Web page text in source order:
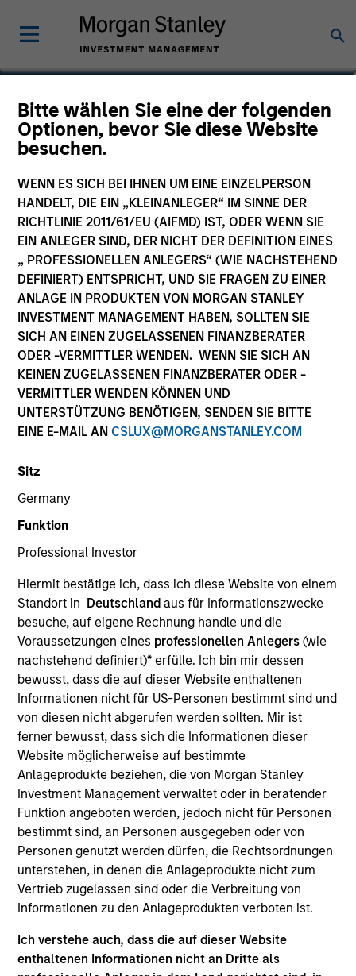
Bitte wählen Sie eine der folgenden
Optionen, bevor Sie diese Website
besuchen.
WENN ES SICH BEI IHNEN UM EINE EINZELPERSON
HANDELT, DIE EIN „KLEINANLEGER“ IM SINNE DER
RICHTLINIE 2011/61/EU (AIFMD) IST, ODER WENN SIE
EIN ANLEGER SIND, DER NICHT DER DEFINITION EINES
„ PROFESSIONELLEN ANLEGERS“ (WIE NACHSTEHEND
DEFINIERT) ENTSPRICHT, UND SIE FRAGEN ZU EINER
ANLAGE IN PRODUKTEN VON MORGAN STANLEY
INVESTMENT MANAGEMENT HABEN, SOLLTEN SIE
SICH AN EINEN ZUGELASSENEN FINANZBERATER
ODER -VERMITTLER WENDEN. WENN SIE SICH AN
KEINEN ZUGELASSENEN FINANZBERATER ODER -
VERMITTLER WENDEN KÖNNEN UND
UNTERSTÜTZUNG BENÖTIGEN, SENDEN SIE BITTE
EINE E-MAIL AN CSLUX@MORGANSTANLEY.COM
Sitz
Germany
Funktion
Professional Investor
Hiermit bestätige ich, dass ich diese Website von einem
Standort in Deutschland aus für Informationszwecke
besuche, auf eigene Rechnung handle und die
Voraussetzungen eines professionellen Anlegers(wie
nachstehend definiert)* erfülle. Ich bin mir dessen
bewusst, dass die auf dieser Website enthaltenen
Informationen nicht für US-Personen bestimmt sind und
von diesen nicht abgerufen werden sollten. Mir ist
ferner bewusst, dass sich die Informationen dieser
Website möglicherweise auf bestimmte
Anlageprodukte beziehen, die von Morgan Stanley
Investment Management verwaltet oder in beratender
Funktion angeboten werden, jedoch nicht für Personen
bestimmt sind, an Personen ausgegeben oder von
Personen genutzt werden dürfen, die Rechtsordnungen
unterstehen, in denen die Anlageprodukte nicht zum
Vertrieb zugelassen sind oder die Verbreitung von
Informationen zu den Anlageprodukten verboten ist.
Ich verstehe auch, dass die auf dieser Website
enthaltenen Informationen nicht an Dritte als
Andrew Griffin
Executive Director
15 Years
TEAM
Morgan Stanley Energy Partners
Andrew Griffin is an Executive Director of Morgan
Stanley and is based in Houston. Mr. Griffin joined
Morgan Stanley Energy Partners in 2017 after
completing graduate school. From 2013 to 2015, Mr.
Griffin was an Associate at Lindsay Goldberg and,
from 2011 to 2013, he worked as an Analyst in the
Mergers & Acquisitions group of Bank of America
Merrill Lynch. He currently serves on the Board of
Directors of Catalyst Energy Services, Mission
Creek Resources and SolMicroGrid, all current
MSEP portfolio companies. Mr. Griffin holds an A.B.
in Economics, magna cum laude, from Harvard
the University of Pennsylvania where he was a
Palmer Scholar.